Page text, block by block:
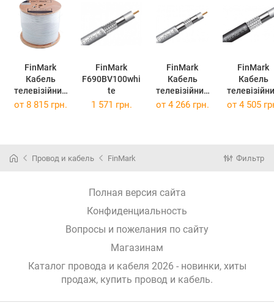
FinMark
Кабель
телевізійний
RG-690
(F690BVcu-WB
FinMark
F690BV100whi
te
FinMark
Кабель
телевізійний
RG-6
FinMark
Кабель
RG-58-
(045821)
от 8 815 грн. 1 571 грн. от 4 266 грн. от 4 505
Провод и кабель FinMark Фильтр
Полная версия сайта
Конфиденциальность
Вопросы и пожелания по сайту
Магазинам
Каталог провода и кабеля 2026 - новинки, хиты
продаж, купить провод и кабель.